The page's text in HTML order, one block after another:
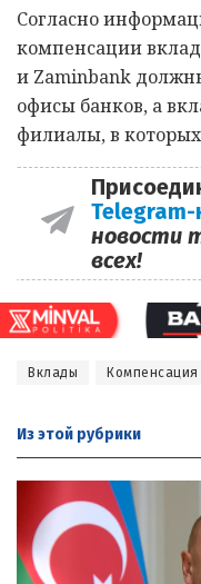
Согласно
компенсации
и Zaminbank
офисы банков, а
филиалы, в
Telegram-
новости
всех!
Вклады Компенсация
Из этой рубрики